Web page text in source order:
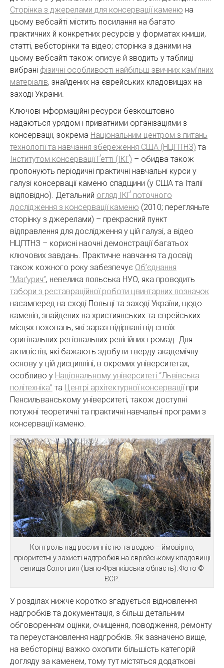
Сторінка з джерелами для консервації каменю на
цьому вебсайті містить посилання на багато
практичних й конкретних ресурсів у форматах книши,
статті, вебсторінки та відео; сторінка з даними на
цьому вебсайті також описує й зводить у таблиці
вибрані фізичні особливості найбільш звичних кам’яних
матеріалів, знайдених на єврейських кладовищах на
заході України.
Ключові інформаційні ресурси безкоштовно
надаються урядом і приватними організаціями з
консервації, зокрема Національним центром з питань
технології та навчання збереження США (НЦПТНЗ) та
Інститутом консервації Ґетті (ІКҐ) – обидва також
пропонують періодичні практичні навчальні курси у
галузі консервації каменю спадщини (у США та Італії
відповідно). Детальний огляд ІКҐ поточного
дослідження з консервації каменю (2010; перегляньте
сторінку з джерелами) – прекрасний пункт
відправлення для дослідження у цій галузі, а відео
НЦПТНЗ – корисні наочні демонстрації багатьох
ключових завдань. Практичне навчання та досвід
також кожного року забезпечує Об’єднання
“Маґурич”, невелика польська НУО, яка проводить
табори з реставраційної роботи цвинтарних позначок
насамперед на сході Польщі та заході України, щодо
каменів, знайдених на християнських та єврейських
місцях поховань, які зараз відірвані від своїх
оригінальних регіональних релігійних громад. Для
активістів, які бажають здобути тверду академічну
основу у цій дисципліні, в окремих університетах,
особливо у Національному університеті “Львівська
політехніка” та Центрі архітектурної консерваціїпри
Пенсильванському університеті, також доступні
потужні теоретичні та практичні навчальні програми з
консервації каменю.
Контроль над рослинністю та водою – ймовірно,
пріоритетні у захисті надгробків на єврейському кладовищі
селища Солотвин (Івано-Франківська область). Фото ©
ЄСР.
У розділах нижче коротко згадується відновлення
надгробків та документація, з більш детальним
обговоренням оцінки, очищення, поводження, ремонту
та переустановлення надгробків. Як зазначено вище,
на вебсторінці важко охопити більшість категорій
догляду за каменем, тому тут містяться додаткові